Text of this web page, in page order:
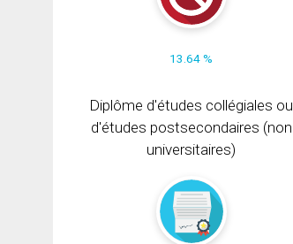
13.64 %
Diplôme d'études collégiales ou
d'études postsecondaires (non
universitaires)